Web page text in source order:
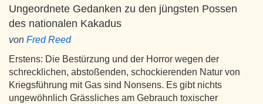
Ungeordnete Gedanken zu den jüngsten Possen
des nationalen Kakadus
von Fred Reed
Erstens: Die Bestürzung und der Horror wegen der
schrecklichen, abstoßenden, schockierenden Natur von
Kriegsführung mit Gas sind Nonsens. Es gibt nichts
ungewöhnlich Grässliches am Gebrauch toxischer